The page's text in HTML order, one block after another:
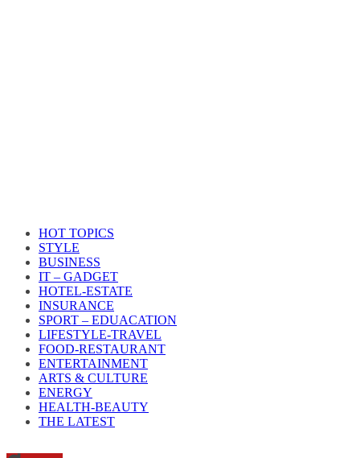
HOT TOPICS
STYLE
BUSINESS
IT – GADGET
HOTEL-ESTATE
INSURANCE
SPORT – EDUACATION
LIFESTYLE​-TRAVEL​
FOOD-RESTAURANT
ENTERTAINMENT
ARTS & CULTURE
ENERGY
HEALTH​-BEAUTY
THE LATEST